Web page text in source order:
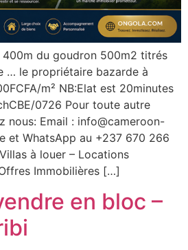
400m du goudron 500m2 titrés
… le propriétaire bazarde à
m² NB:Elat est 20minutes
0726 Pour toute autre
nous: Email : info@cameroon-
et WhatsApp au +237 670 266
à louer – Locations
Immobilières […]
en bloc –